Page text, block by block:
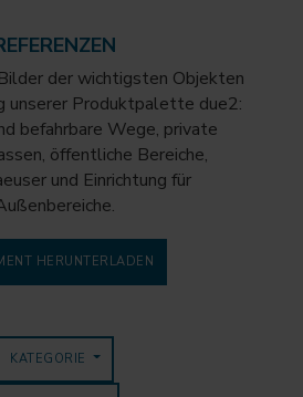
der wichtigsten Objekten
unserer Produktpalette due2:
befahrbare Wege, private
öffentliche Bereiche,
und Einrichtung für
HERUNTERLADEN
KATEGORIE